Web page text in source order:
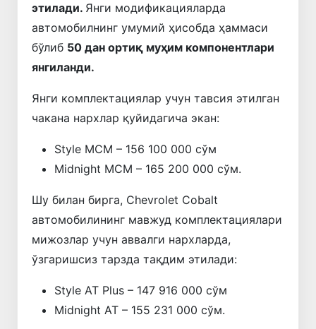
этилади. Янги модификацияларда
автомобилнинг умумий ҳисобда ҳаммаси
бўлиб 50 дан ортиқ муҳим компонентлари
янгиланди.
Янги комплектaциялар учун тавсия этилган
чакана нархлар қуйидагича экан:
Style MCM – 156 100 000 сўм
Midnight MCM – 165 200 000 сўм.
Шу билан бирга, Chevrolet Cobalt
автомобилининг мавжуд комплектaциялари
мижозлар учун аввалги нархларда,
ўзгаришсиз тарзда тақдим этилади:
Style AT Plus – 147 916 000 сўм
Midnight AT – 155 231 000 сўм.